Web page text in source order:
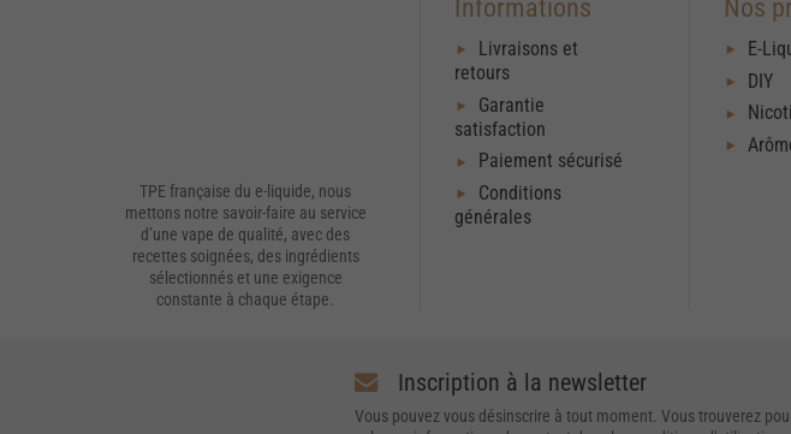
TPE française du e-liquide, nous
mettons notre savoir-faire au service
d’une vape de qualité, avec des
recettes soignées, des ingrédients
sélectionnés et une exigence
constante à chaque étape.
Informations
Livraisons et
retours
Garantie
satisfaction
Paiement sécurisé
Conditions
générales
Nos
E-
DIY
Inscription à la newsletter
Vous pouvez vous désinscrire à tout moment. Vous trouverez